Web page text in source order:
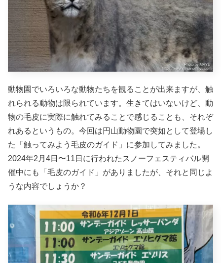
動物園でいろいろな動物たちを観ることが出来ますが、触
れられる動物は限られています。生きてはいないけど、動
物の毛皮に実際に触れてみることで感じることも、それぞ
れあるというもの。今回は円山動物園で突如として登場し
た「触ってみよう毛皮のガイド」に参加してみました。
2024年2月4日〜11日に行われたスノーフェスティバル開
催中にも「毛皮のガイド」がありましたが、それと同じよ
うな内容でしょうか？